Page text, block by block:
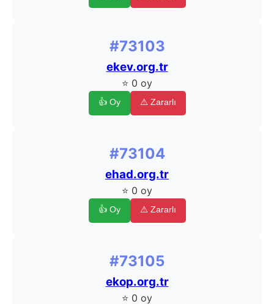
#73103
ekev.org.tr
⭐ 0 oy
👍 Oy ⚠️ Zararlı
#73104
ehad.org.tr
⭐ 0 oy
👍 Oy ⚠️ Zararlı
#73105
ekop.org.tr
⭐ 0 oy